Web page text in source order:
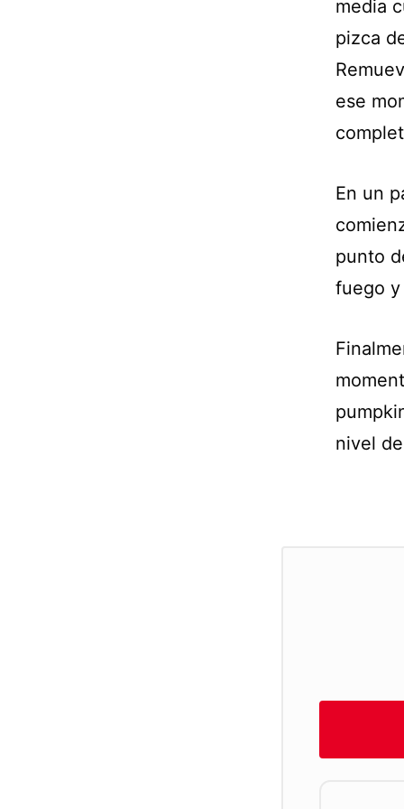
media
pizca
ese
En un
punto
fuego y
nivel